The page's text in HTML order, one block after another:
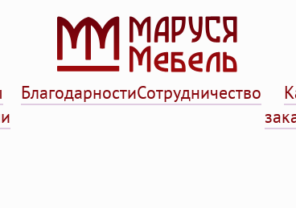
БлагодарностиСотрудничество